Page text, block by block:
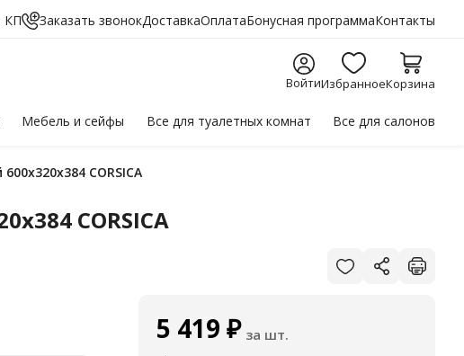
КП Заказать звонокДоставкаОплатаБонусная программаКонтакты
ВойтиИзбранноеКорзина
Мебельи сейфы Все для туалетных комнат Все для салонов
CORSICA
CORSICA
5 419 ₽ за шт.